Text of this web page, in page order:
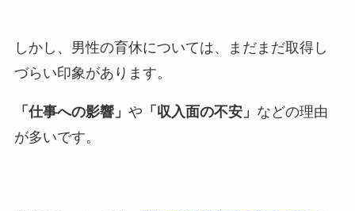
しかし、男性の育休については、まだまだ取得し
づらい印象があります。
「仕事への影響」 や 「収入面の不安」 などの理由
が多いです。